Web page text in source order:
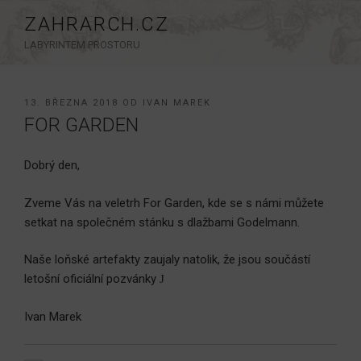
obsahu
ZAHRARCH.CZ
LABYRINTEM PROSTORU
PUBLIKOVÁNO
13. BŘEZNA 2018 OD IVAN MAREK
FOR GARDEN
Dobrý den,
Zveme Vás na veletrh For Garden, kde se s námi můžete
setkat na společném stánku s dlažbami Godelmann.
Naše loňské artefakty zaujaly natolik, že jsou součástí
letošní oficiální pozvánky J
Ivan Marek